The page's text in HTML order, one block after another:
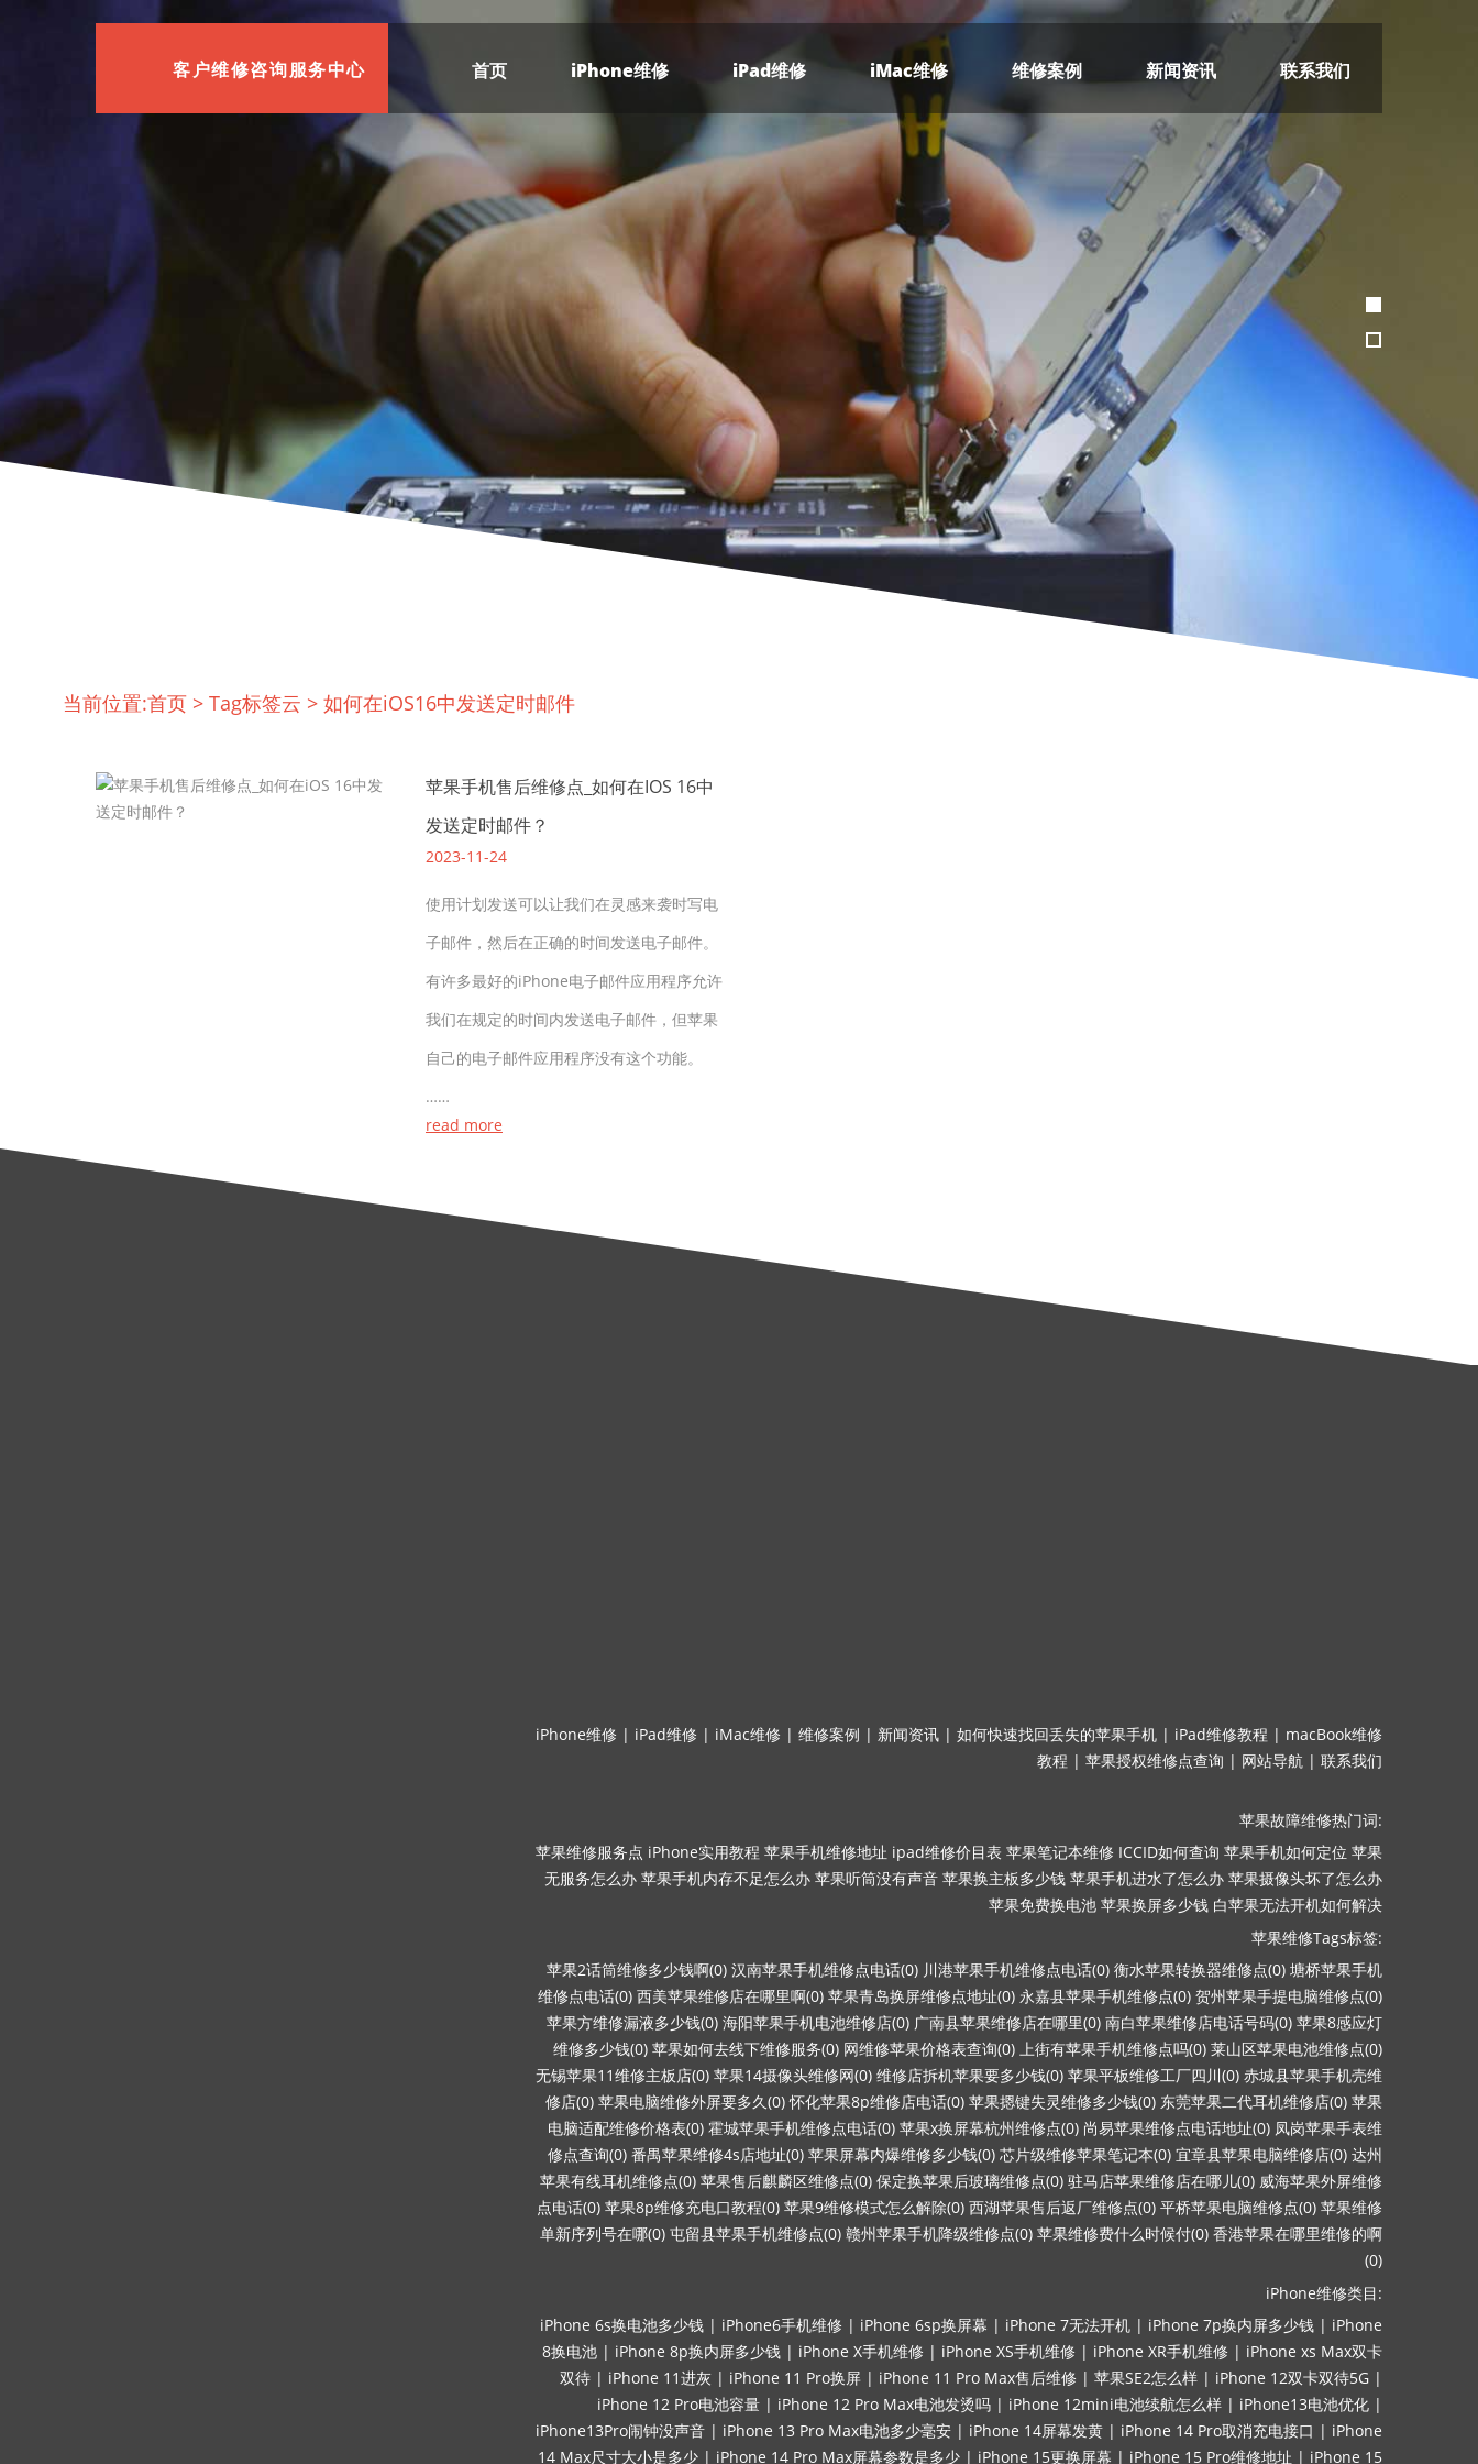
客户维修咨询服务中心 首页 iPhone维修 iPad维修 iMac维修 维修案例 新闻资讯 联系我们
当前位置:首页 > Tag标签云 > 如何在iOS16中发送定时邮件
苹果手机售后维修点_如何在IOS 16中
发送定时邮件？
2023-11-24
使用计划发送可以让我们在灵感来袭时写电
子邮件，然后在正确的时间发送电子邮件。
有许多最好的iPhone电子邮件应用程序允许
我们在规定的时间内发送电子邮件，但苹果
自己的电子邮件应用程序没有这个功能。
……
read more
iPhone维修 | iPad维修 | iMac维修 | 维修案例 | 新闻资讯 | 如何快速找回丢失的苹果手机 | iPad维修教程 | macBook维修
教程 | 苹果授权维修点查询 | 网站导航 | 联系我们
苹果故障维修热门词:
苹果维修服务点 iPhone实用教程 苹果手机维修地址 ipad维修价目表 苹果笔记本维修 ICCID如何查询 苹果手机如何定位 苹果
无服务怎么办 苹果手机内存不足怎么办 苹果听筒没有声音 苹果换主板多少钱 苹果手机进水了怎么办 苹果摄像头坏了怎么办
苹果免费换电池 苹果换屏多少钱 白苹果无法开机如何解决
苹果维修Tags标签:
苹果2话筒维修多少钱啊(0) 汉南苹果手机维修点电话(0) 川港苹果手机维修点电话(0) 衡水苹果转换器维修点(0) 塘桥苹果手机
维修点电话(0) 西美苹果维修店在哪里啊(0) 苹果青岛换屏维修点地址(0) 永嘉县苹果手机维修点(0) 贺州苹果手提电脑维修点(0)
苹果方维修漏液多少钱(0) 海阳苹果手机电池维修店(0) 广南县苹果维修店在哪里(0) 南白苹果维修店电话号码(0) 苹果8感应灯
维修多少钱(0) 苹果如何去线下维修服务(0) 网维修苹果价格表查询(0) 上街有苹果手机维修点吗(0) 莱山区苹果电池维修点(0)
无锡苹果11维修主板店(0) 苹果14摄像头维修网(0) 维修店拆机苹果要多少钱(0) 苹果平板维修工厂四川(0) 赤城县苹果手机壳维
修店(0) 苹果电脑维修外屏要多久(0) 怀化苹果8p维修店电话(0) 苹果摁键失灵维修多少钱(0) 东莞苹果二代耳机维修店(0) 苹果
电脑适配维修价格表(0) 霍城苹果手机维修点电话(0) 苹果x换屏幕杭州维修点(0) 尚易苹果维修点电话地址(0) 凤岗苹果手表维
修点查询(0) 番禺苹果维修4s店地址(0) 苹果屏幕内爆维修多少钱(0) 芯片级维修苹果笔记本(0) 宜章县苹果电脑维修店(0) 达州
苹果有线耳机维修点(0) 苹果售后麒麟区维修点(0) 保定换苹果后玻璃维修点(0) 驻马店苹果维修店在哪儿(0) 威海苹果外屏维修
点电话(0) 苹果8p维修充电口教程(0) 苹果9维修模式怎么解除(0) 西湖苹果售后返厂维修点(0) 平桥苹果电脑维修点(0) 苹果维修
单新序列号在哪(0) 屯留县苹果手机维修点(0) 赣州苹果手机降级维修点(0) 苹果维修费什么时候付(0) 香港苹果在哪里维修的啊
(0)
iPhone维修类目:
iPhone 6s换电池多少钱 | iPhone6手机维修 | iPhone 6sp换屏幕 | iPhone 7无法开机 | iPhone 7p换内屏多少钱 | iPhone
8换电池 | iPhone 8p换内屏多少钱 | iPhone X手机维修 | iPhone XS手机维修 | iPhone XR手机维修 | iPhone xs Max双卡
双待 | iPhone 11进灰 | iPhone 11 Pro换屏 | iPhone 11 Pro Max售后维修 | 苹果SE2怎么样 | iPhone 12双卡双待5G |
iPhone 12 Pro电池容量 | iPhone 12 Pro Max电池发烫吗 | iPhone 12mini电池续航怎么样 | iPhone13电池优化 |
iPhone13Pro闹钟没声音 | iPhone 13 Pro Max电池多少毫安 | iPhone 14屏幕发黄 | iPhone 14 Pro取消充电接口 | iPhone
14 Max尺寸大小是多少 | iPhone 14 Pro Max屏幕参数是多少 | iPhone 15更换屏幕 | iPhone 15 Pro维修地址 | iPhone 15